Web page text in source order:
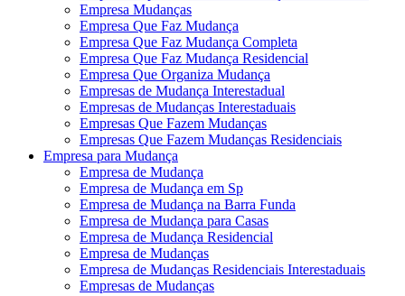
Empresa Mudanças
Empresa Que Faz Mudança
Empresa Que Faz Mudança Completa
Empresa Que Faz Mudança Residencial
Empresa Que Organiza Mudança
Empresas de Mudança Interestadual
Empresas de Mudanças Interestaduais
Empresas Que Fazem Mudanças
Empresas Que Fazem Mudanças Residenciais
Empresa para Mudança
Empresa de Mudança
Empresa de Mudança em Sp
Empresa de Mudança na Barra Funda
Empresa de Mudança para Casas
Empresa de Mudança Residencial
Empresa de Mudanças
Empresa de Mudanças Residenciais Interestaduais
Empresas de Mudanças